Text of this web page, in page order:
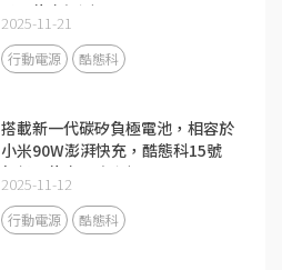
吸電能卡評測
2025-11-21
行動電源 酷態科
搭載新一代碳矽負極電池，相容於
小米90W澎湃快充，酷態科15號
超級電能卡Air評測
2025-11-12
行動電源 酷態科